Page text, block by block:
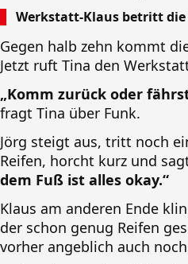
Werkstatt-Klaus betritt
Gegen halb zehn kommt
Jetzt ruft Tina den
„Komm zurück oder
fragt Tina über Funk.
Jörg steigt aus, tritt noch
Reifen, horcht kurz und
dem Fuß ist alles okay.“
Klaus am anderen Ende
der schon genug Reifen
vorher angeblich auch